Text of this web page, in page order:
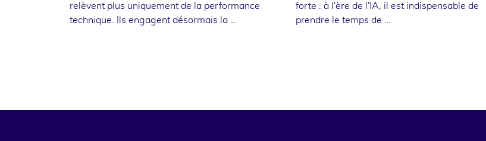
relèvent plus uniquement de la performance
technique. Ils engagent désormais la …
forte : à l'ère de l'IA, il est indispensable de
prendre le temps de …